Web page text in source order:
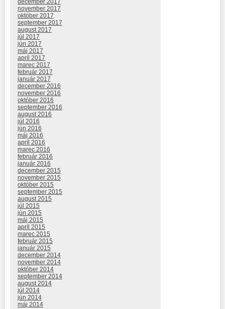
december 2017
november 2017
október 2017
september 2017
august 2017
júl 2017
jún 2017
máj 2017
apríl 2017
marec 2017
február 2017
január 2017
december 2016
november 2016
október 2016
september 2016
august 2016
júl 2016
jún 2016
máj 2016
apríl 2016
marec 2016
február 2016
január 2016
december 2015
november 2015
október 2015
september 2015
august 2015
júl 2015
jún 2015
máj 2015
apríl 2015
marec 2015
február 2015
január 2015
december 2014
november 2014
október 2014
september 2014
august 2014
júl 2014
jún 2014
máj 2014